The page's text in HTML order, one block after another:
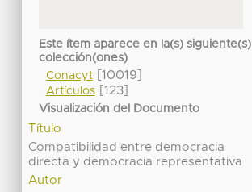
Este ítem aparece en la(s) siguiente(s)
colección(ones)
Conacyt[10019]
Artículos[123]
Visualización del Documento
Título
Compatibilidad entre democracia
directa y democracia representativa
Autor